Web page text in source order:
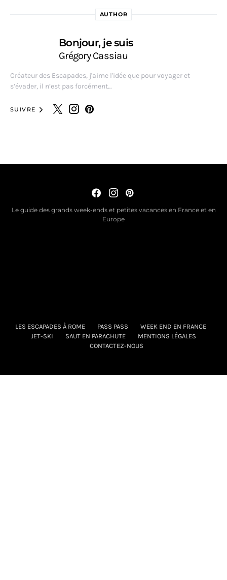
AUTHOR
Bonjour, je suis
Grégory Cassiau
Créateur des Escapades, j'aime l'idée que pour voyager et
s’évader, il n’est pas forcément…
SUIVRE
Le guide des grands week-ends et petites vacances en France et en
Europe
LES ESCAPADES À ROME PASS PASS
WEEK END EN FRANCE
JET-SKI
SAUT EN PARACHUTE
MENTIONS LÉGALES
CONTACTEZ-NOUS